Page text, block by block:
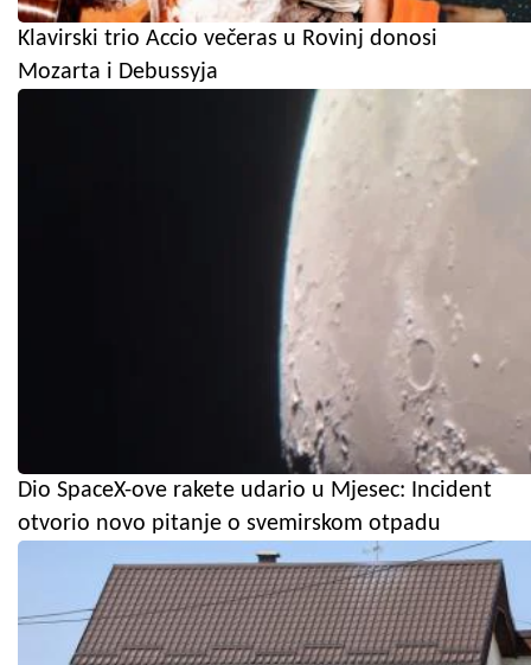
Klavirski trio Accio večeras u Rovinj donosi
Mozarta i Debussyja
Dio SpaceX-ove rakete udario u Mjesec: Incident
otvorio novo pitanje o svemirskom otpadu